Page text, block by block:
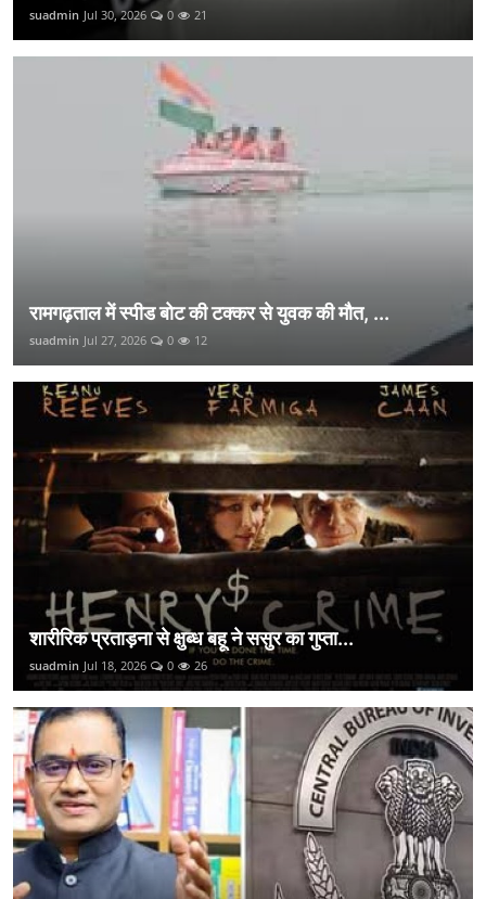
suadmin Jul 30, 2026 0 21
रामगढ़ताल में स्पीड बोट की टक्कर से युवक की मौत, ...
suadmin Jul 27, 2026 0 12
शारीरिक प्रताड़ना से क्षुब्ध बहू ने ससुर का गुप्ता...
suadmin Jul 18, 2026 0 26